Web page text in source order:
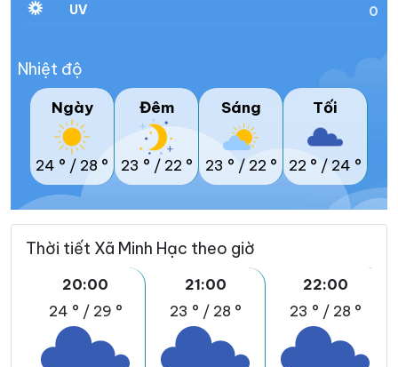
UV
0
Nhiệt độ
Ngày
24 ° / 28 °
Đêm
23 ° / 22 °
Sáng
23 ° / 22 °
Tối
22 ° / 24 °
Thời tiết Xã Minh Hạc theo giờ
20:00
24 ° / 29 °
21:00
23 ° / 28 °
22:00
23 ° / 28 °